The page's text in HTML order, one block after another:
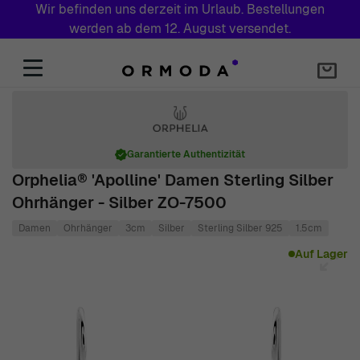
Wir befinden uns derzeit im Urlaub. Bestellungen
werden ab dem 12. August versendet.
Orphelia® 'Apolline' Damen Sterling Silber
Ohrhänger - Silber ZO-7500
Garantierte Authentizität
Damen Ohrhänger 3cm Silber Sterling Silber 925 1.5cm
Auf Lager